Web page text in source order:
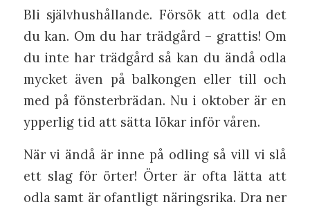
Bli självhushållande. Försök att odla det
du kan. Om du har trädgård – grattis! Om
du inte har trädgård så kan du ändå odla
mycket även på balkongen eller till och
med på fönsterbrädan. Nu i oktober är en
ypperlig tid att sätta lökar inför våren.
När vi ändå är inne på odling så vill vi slå
ett slag för örter! Örter är ofta lätta att
odla samt är ofantligt näringsrika. Dra ner